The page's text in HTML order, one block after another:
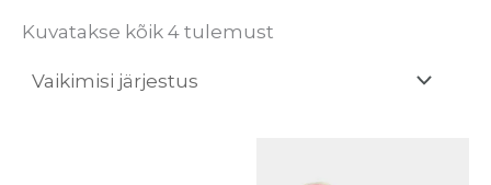
Kuvatakse kõik 4 tulemust